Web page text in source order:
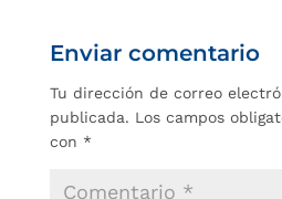
Enviar comentario
Tu dirección de correo
publicada. Los campos
con *